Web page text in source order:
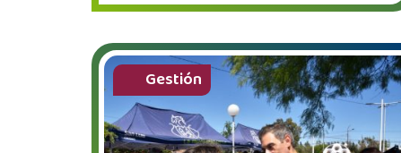
Gestión